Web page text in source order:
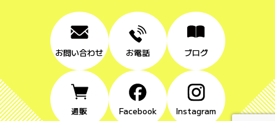
お問い合わせ お電話 ブログ
通販 Facebook Instagram